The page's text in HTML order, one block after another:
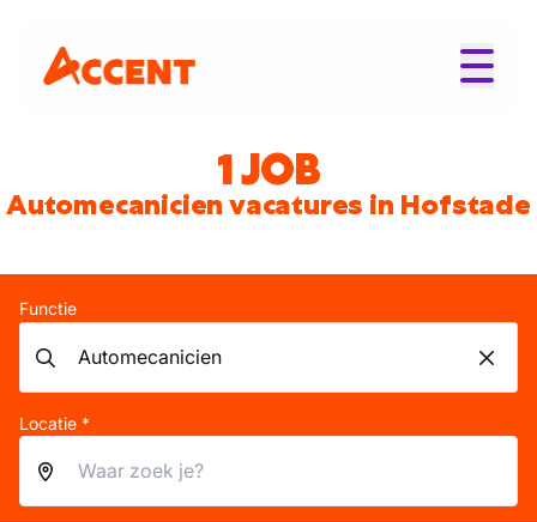
1 JOB
Automecanicien vacatures in Hofstade
Functie
Locatie *